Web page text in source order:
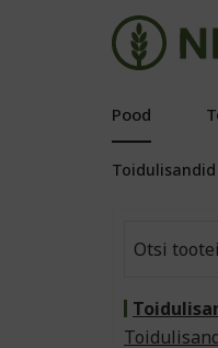
Pood
Toidulisandid